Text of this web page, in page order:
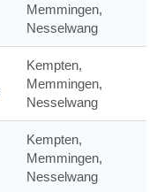
Memmingen,
Nesselwang
Kempten,
Memmingen,
Nesselwang
Kempten,
Memmingen,
Nesselwang